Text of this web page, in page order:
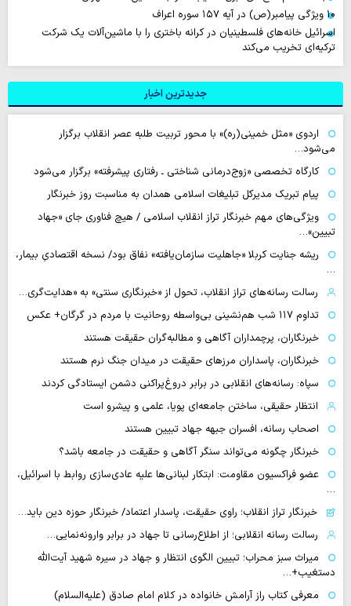
۱۰ ویژگی پیامبر(ص) در آیه ۱۵۷ سوره اعراف
اسرائیل خانه‌های فلسطینیان در کرانه باختری را با ماشین‌آلات یک شرکت
ترکیه‌ای تخریب می‌کند
جدیدترین اخبار
اردوی «مثل خمینی(ره)» با محور تربیت طلبه عصر انقلاب برگزار
می‌شود…
کارگاه تخصصی «زوج‌درمانی شناختی ـ رفتاری پیشرفته» برگزار می‌شود
پیام تبریک مدیرکل تبلیغات اسلامی همدان به مناسبت روز خبرنگار
ویژگی‌های مهم خبرنگار تراز انقلاب اسلامی / هیچ فناوری‌ جای «جهاد
تبیین»…
ریشه جنایت کربلا «جاهلیت سازمان‌یافته» نفاق بود/ نسخه اقتصادیِ بیمار،
…
رسالت رسانه‌های تراز انقلاب، تحول از «خبرنگاری سنتی» به «هدایت‌گری…
تداوم ۱۱۷ شب هم‌نشینی بی‌واسطه روحانیت با مردم در گرگان+ عکس
خبرنگاران، پرچمداران آگاهی و مطالبه‌گران حقیقت هستند
خبرنگاران، پاسداران مرزهای حقیقت در میدان جنگ نرم هستند
سپاه: رسانه‌های انقلابی در برابر دروغ‌پراکنی دشمن ایستادگی کردند
انتظار حقیقی، ساختن جامعه‌ای پویا، علمی و پیشرو است
اصحاب رسانه، افسران جبهه جهاد تبیین هستند
خبرنگار چگونه می‌تواند سنگر آگاهی و حقیقت در جامعه باشد؟
عضو فراکسیون مقاومت: ابتکار لبنانی‌ها علیه عادی‌سازی روابط با اسرائیل،
…
خبرنگار تراز انقلاب؛ راوی حقیقت، پاسدار اعتماد/ خبرنگار حوزه دین باید…
رسالت رسانه انقلابی؛ از اطلاع‌رسانی تا جهاد در برابر وارونه‌نمایی…
میراث سبز محراب؛ تبیین الگوی انتظار و جهاد در سیره شهید آیت‌الله
دستغیب+…
معرفی کتاب راز آرامش خانواده در کلام امام صادق (علیه‌السلام)